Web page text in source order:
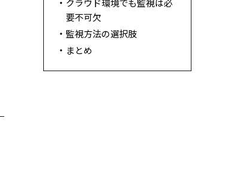
クラウド環境でも監視は必
要不可欠
監視方法の選択肢
まとめ